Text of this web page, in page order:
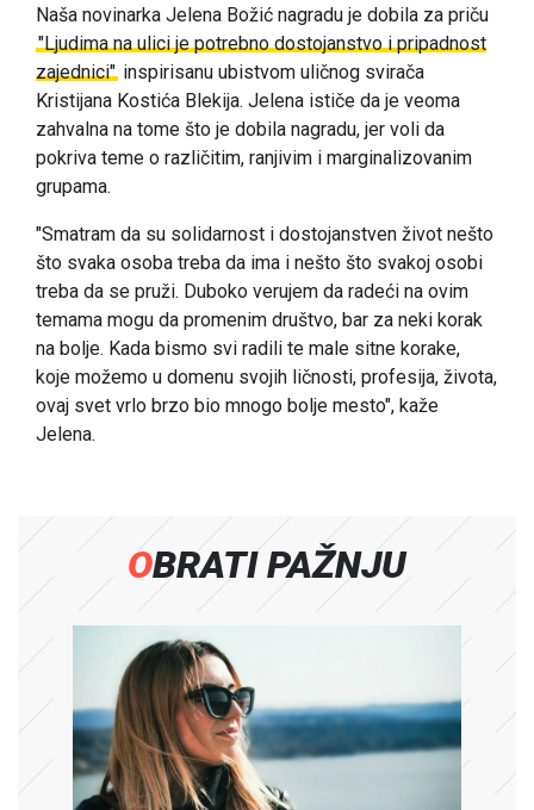
Naša novinarka Jelena Božić nagradu je dobila za priču
"Ljudima na ulici je potrebno dostojanstvo i pripadnost
zajednici" inspirisanu ubistvom uličnog svirača
Kristijana Kostića Blekija. Jelena ističe da je veoma
zahvalna na tome što je dobila nagradu, jer voli da
pokriva teme o različitim, ranjivim i marginalizovanim
grupama.
"Smatram da su solidarnost i dostojanstven život nešto
što svaka osoba treba da ima i nešto što svakoj osobi
treba da se pruži. Duboko verujem da radeći na ovim
temama mogu da promenim društvo, bar za neki korak
na bolje. Kada bismo svi radili te male sitne korake,
koje možemo u domenu svojih ličnosti, profesija, života,
ovaj svet vrlo brzo bio mnogo bolje mesto", kaže
Jelena.
OBRATI PAŽNJU